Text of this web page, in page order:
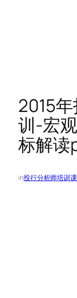
2015
训-宏
标解读
in投行分析师培训